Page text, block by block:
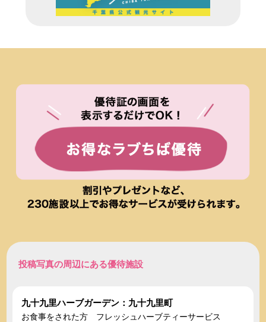
投稿写真の周辺にある優待施設
九十九里ハーブガーデン：九十九里町
お食事をされた方 フレッシュハーブティーサービス